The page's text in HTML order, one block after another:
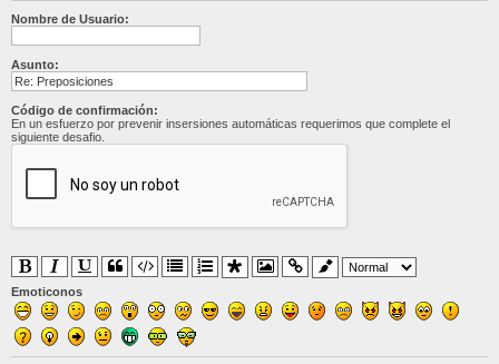
Nombre de Usuario:
Asunto:
Código de confirmación:
En un esfuerzo por prevenir insersiones automáticas requerimos que complete el
siguiente desafio.
Emoticonos